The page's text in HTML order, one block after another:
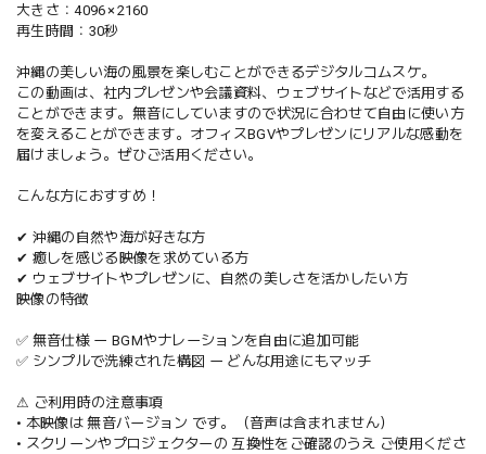
大きさ：4096 × 2160
再生時間：30秒
沖縄の美しい海の風景を楽しむことができるデジタルコムスケ。
この動画は、社内プレゼンや会議資料、ウェブサイトなどで活用する
ことができます。無音にしていますので状況に合わせて自由に使い方
を変えることができます。オフィスBGVやプレゼンにリアルな感動を
届けましょう。ぜひご活用ください。
こんな方におすすめ！
✔ 沖縄の自然や海が好きな方
✔ 癒しを感じる映像を求めている方
✔ ウェブサイトやプレゼンに、自然の美しさを活かしたい方
映像の特徴
✅ 無音仕様 ー BGMやナレーションを自由に追加可能
✅ シンプルで洗練された構図 ー どんな用途にもマッチ
⚠ ご利用時の注意事項
• 本映像は 無音バージョン です。（音声は含まれません）
• スクリーンやプロジェクターの 互換性をご確認のうえ ご使用くださ